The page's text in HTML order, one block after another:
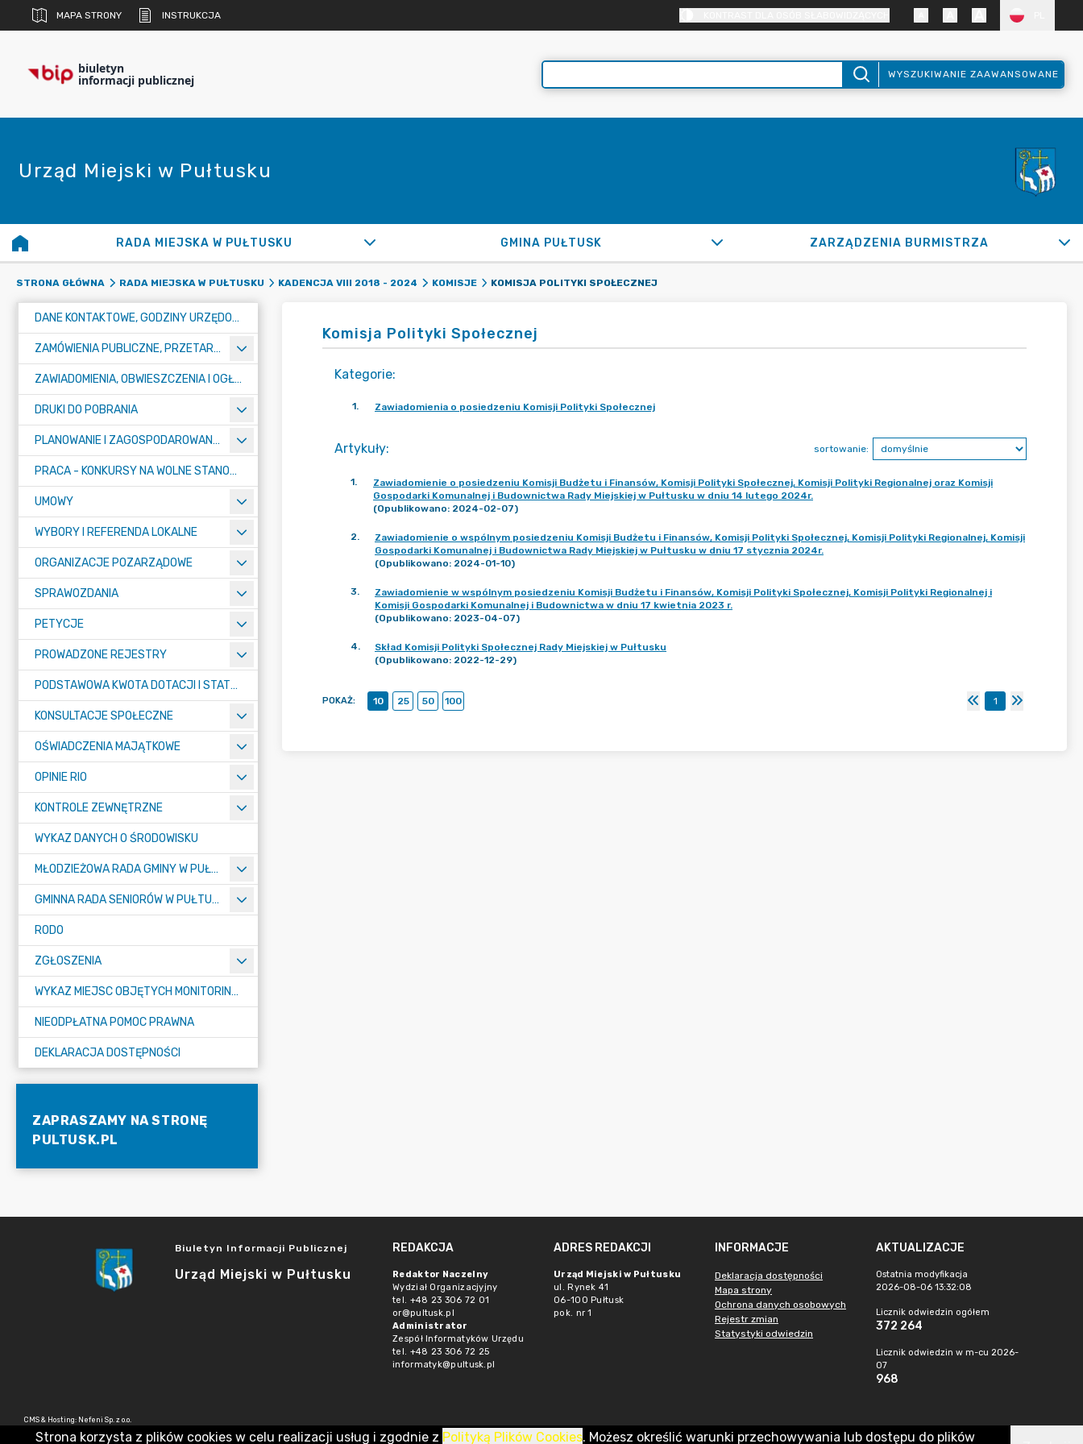
MAPA STRONY INSTRUKCJA
biuletyn
informacji publicznej WYSZUKIWANIE ZAAWANSOWANE
Urząd Miejski w Pułtusku
RADA MIEJSKA W PUŁTUSKU GMINA PUŁTUSK ZARZĄDZENIA BURMISTRZA
STRONA GŁÓWNA RADA MIEJSKA W PUŁTUSKU KADENCJA VIII 2018 - 2024 KOMISJE KOMISJA POLITYKI SPOŁECZNEJ
DANE KONTAKTOWE, GODZINY URZĘDOWANIA I NUMER KONTA BANKOWEGO
ZAMÓWIENIA PUBLICZNE, PRZETARGI, KONKURSY
ZAWIADOMIENIA, OBWIESZCZENIA I OGŁOSZENIA
DRUKI DO POBRANIA
PLANOWANIE I ZAGOSPODAROWANIE PRZESTRZENNE
PRACA - KONKURSY NA WOLNE STANOWISKA
UMOWY
WYBORY I REFERENDA LOKALNE
ORGANIZACJE POZARZĄDOWE
SPRAWOZDANIA
PETYCJE
PROWADZONE REJESTRY
PODSTAWOWA KWOTA DOTACJI I STATYSTYCZNA LICZBA UCZNIÓW
KONSULTACJE SPOŁECZNE
OŚWIADCZENIA MAJĄTKOWE
OPINIE RIO
KONTROLE ZEWNĘTRZNE
WYKAZ DANYCH O ŚRODOWISKU
MŁODZIEŻOWA RADA GMINY W PUŁTUSKU
GMINNA RADA SENIORÓW W PUŁTUSKU
RODO
ZGŁOSZENIA
WYKAZ MIEJSC OBJĘTYCH MONITORINGIEM
NIEODPŁATNA POMOC PRAWNA
DEKLARACJA DOSTĘPNOŚCI
ZAPRASZAMY NA STRONĘ
PULTUSK.PL
Komisja Polityki Społecznej
Kategorie:
1. Zawiadomienia o posiedzeniu Komisji Polityki Społecznej
Artykuły: sortowanie:
1.
Zawiadomienie o posiedzeniu Komisji Budżetu i Finansów, Komisji Polityki Społecznej, Komisji Polityki Regionalnej oraz Komisji
Gospodarki Komunalnej i Budownictwa Rady Miejskiej w Pułtusku w dniu 14 lutego 2024r.
(Opublikowano: 2024-02-07)
2.
Zawiadomienie o wspólnym posiedzeniu Komisji Budżetu i Finansów, Komisji Polityki Społecznej, Komisji Polityki Regionalnej, Komisji
Gospodarki Komunalnej i Budownictwa Rady Miejskiej w Pułtusku w dniu 17 stycznia 2024r.
(Opublikowano: 2024-01-10)
3.
Zawiadomienie w wspólnym posiedzeniu Komisji Budżetu i Finansów, Komisji Polityki Społecznej, Komisji Polityki Regionalnej i
Komisji Gospodarki Komunalnej i Budownictwa w dniu 17 kwietnia 2023 r.
(Opublikowano: 2023-04-07)
4.
Skład Komisji Polityki Społecznej Rady Miejskiej w Pułtusku
(Opublikowano: 2022-12-29)
POKAŻ: 10 25 50 100 1
Biuletyn Informacji Publicznej
Urząd Miejski w Pułtusku
REDAKCJA
Redaktor Naczelny
Wydział Organizacjyjny
tel. +48 23 306 72 01
or@pultusk.pl
Administrator
Zespół Informatyków Urzędu
tel. +48 23 306 72 25
informatyk@pultusk.pl
ADRES REDAKCJI
Urząd Miejski w Pułtusku
ul. Rynek 41
06-100 Pułtusk
pok. nr 1
INFORMACJE
Deklaracja dostępności
Mapa strony
Ochrona danych osobowych
Rejestr zmian
Statystyki odwiedzin
AKTUALIZACJE
Ostatnia modyfikacja
2026-08-06 13:32:08
Licznik odwiedzin ogółem
372 264
Licznik odwiedzin w m-cu 2026-
07
968
CMS & Hosting: Nefeni Sp. z o.o.
Strona korzysta z plików cookies w celu realizacji usług i zgodnie z Polityką Plików Cookies. Możesz określić warunki przechowywania lub dostępu do plików